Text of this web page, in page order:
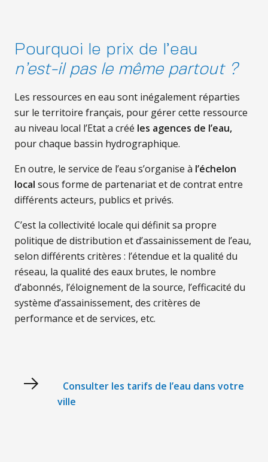
Pourquoi le prix de l’eau
n’est-il pas le même partout ?
Les ressources en eau sont inégalement réparties
sur le territoire français, pour gérer cette ressource
au niveau local l’Etat a créé les agences de l’eau,
pour chaque bassin hydrographique.
En outre, le service de l’eau s’organise à l’échelon
local sous forme de partenariat et de contrat entre
différents acteurs, publics et privés.
C’est la collectivité locale qui définit sa propre
politique de distribution et d’assainissement de l’eau,
selon différents critères : l’étendue et la qualité du
réseau, la qualité des eaux brutes, le nombre
d’abonnés, l’éloignement de la source, l’efficacité du
système d’assainissement, des critères de
performance et de services, etc.
Consulter les tarifs de l’eau dans votre
ville